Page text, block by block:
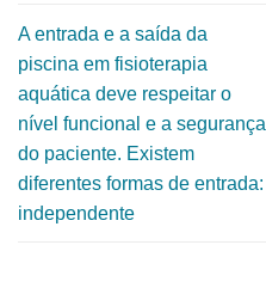
A entrada e a saída da
piscina em fisioterapia
aquática deve respeitar o
nível funcional e a segurança
do paciente. Existem
diferentes formas de entrada:
independente